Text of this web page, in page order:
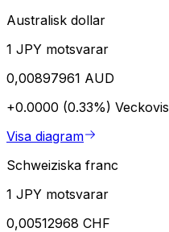
Australisk dollar
1 JPY motsvarar
0,00897961 AUD
+0.0000 (0.33%) Veckovis
Visa diagram
Schweiziska franc
1 JPY motsvarar
0,00512968 CHF